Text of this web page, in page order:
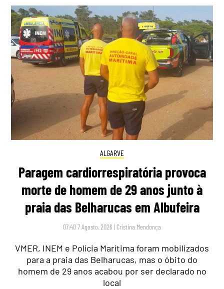
ALGARVE
Paragem cardiorrespiratória provoca
morte de homem de 29 anos junto à
praia das Belharucas em Albufeira
07:40 7 Agosto, 2026 | Cristina Mendonça
VMER, INEM e Polícia Marítima foram mobilizados
para a praia das Belharucas, mas o óbito do
homem de 29 anos acabou por ser declarado no
local